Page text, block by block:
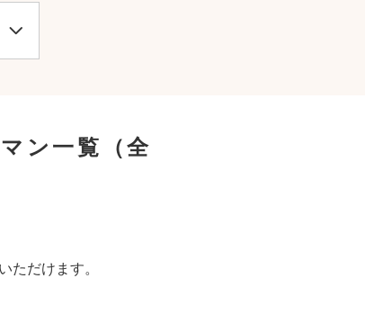
ン一覧
（全
ただけます。